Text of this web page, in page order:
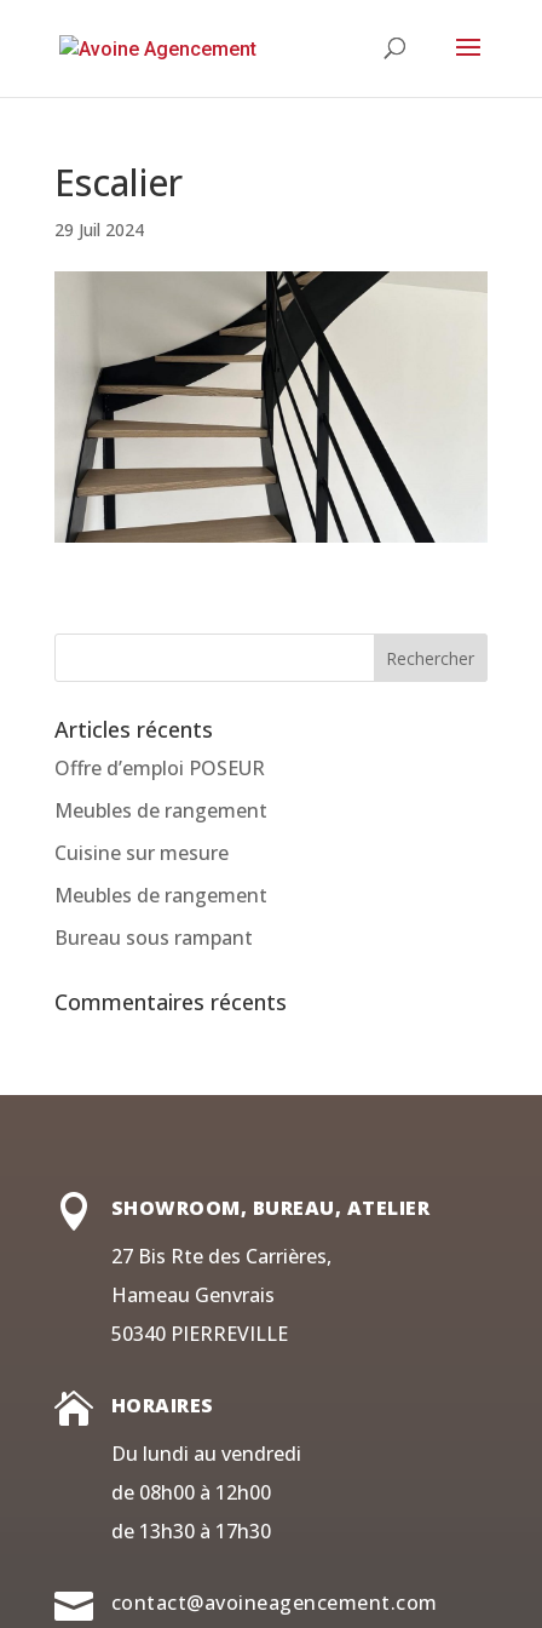
Escalier
29 Juil 2024
Articles récents
Offre d’emploi POSEUR
Meubles de rangement
Cuisine sur mesure
Meubles de rangement
Bureau sous rampant
Commentaires récents

SHOWROOM, BUREAU, ATELIER
27 Bis Rte des Carrières,
Hameau Genvrais
50340 PIERREVILLE

HORAIRES
Du lundi au vendredi
de 08h00 à 12h00
de 13h30 à 17h30
 contact@avoineagencement.com